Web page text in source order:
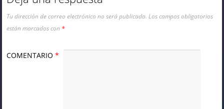
Tu dirección de correo electrónico no será publicada. Los campos obligatorios
están marcados con *
COMENTARIO*